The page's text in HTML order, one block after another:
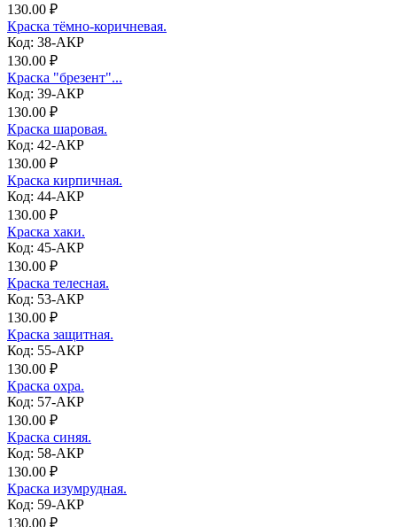
130.00 ₽
Краска тёмно-коричневая.
Код: 38-АКР
130.00 ₽
Краска "брезент"...
Код: 39-АКР
130.00 ₽
Краска шаровая.
Код: 42-АКР
130.00 ₽
Краска кирпичная.
Код: 44-АКР
130.00 ₽
Краска хаки.
Код: 45-АКР
130.00 ₽
Краска телесная.
Код: 53-АКР
130.00 ₽
Краска защитная.
Код: 55-АКР
130.00 ₽
Краска охра.
Код: 57-АКР
130.00 ₽
Краска синяя.
Код: 58-АКР
130.00 ₽
Краска изумрудная.
Код: 59-АКР
130.00 ₽